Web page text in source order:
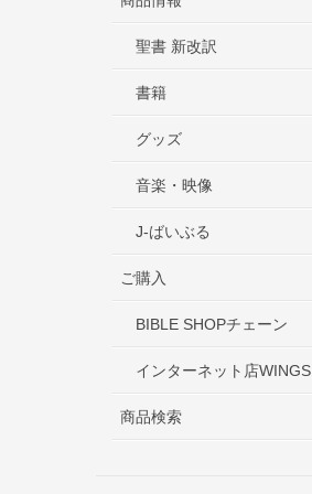
聖書 新改訳
書籍
グッズ
音楽・映像
J-ばいぶる
ご購入
BIBLE SHOPチェーン
インターネット店WINGS
商品検索